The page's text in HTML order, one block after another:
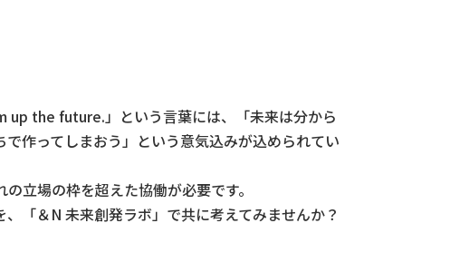
up the future.」という言葉には、「未来は分から
作ってしまおう」という意気込みが込められてい
立場の枠を超えた協働が必要です。
「＆N 未来創発ラボ」で共に考えてみませんか？